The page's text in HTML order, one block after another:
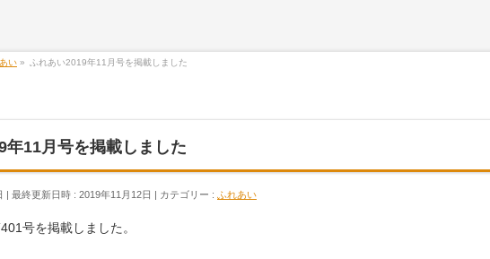
い » ふれあい2019年11月号を掲載しました
年11月号を掲載しました
最終更新日時 : 2019年11月12日 カテゴリー : ふれあい
号を掲載しました。